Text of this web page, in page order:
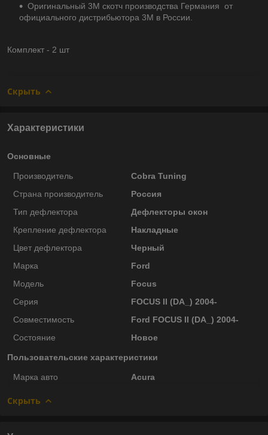
Оригинальный 3М скотч производства Германия от
официального дистрибьютора 3М в России.
Комплект - 2 шт
Скрыть
Характеристики
Основные
Производитель
Cobra Tuning
Страна производитель
Россия
Тип дефлектора
Дефлекторы окон
Крепление дефлектора
Накладные
Цвет дефлектора
Черный
Марка
Ford
Модель
Focus
Серия
FOCUS II (DA_) 2004-
Совместимость
Ford FOCUS II (DA_) 2004-
Состояние
Новое
Пользовательские характеристики
Марка авто Acura
Скрыть